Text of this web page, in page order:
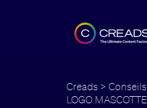
Creads >Conseils
LOGO